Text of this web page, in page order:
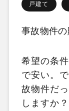
戸建て
事故物件
希望の条
で安い。
故物件だ
しますか